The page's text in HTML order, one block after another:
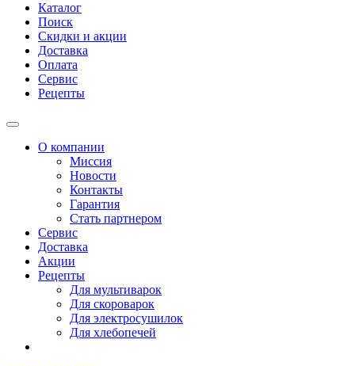
Каталог
Поиск
Скидки и акции
Доставка
Оплата
Сервис
Рецепты
О компании
Миссия
Новости
Контакты
Гарантия
Стать партнером
Сервис
Доставка
Акции
Рецепты
Для мультиварок
Для скороварок
Для электросушилок
Для хлебопечей